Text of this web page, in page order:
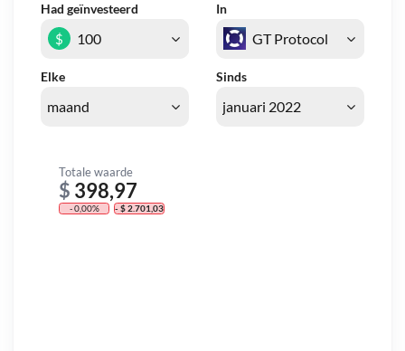
Had geïnvesteerd In
Elke Sinds
$
Totale waarde
$ 398,97
- 0,00% - $ 2.701,03